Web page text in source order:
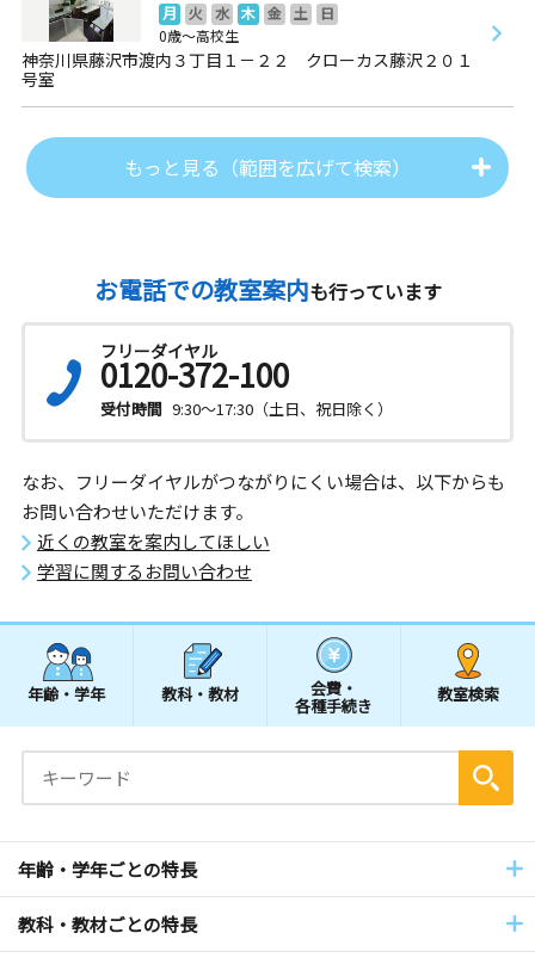
月 火 水 木 金 土
日
0歳～高校生
神奈川県藤沢市渡内３丁目１－２２ クローカス藤沢２０１
号室
もっと見る（範囲を広げて検索）
お電話での教室案内も行っています
フリーダイヤル
0120-372-100
受付時間 9:30～17:30（土日、祝日除く）
なお、フリーダイヤルがつながりにくい場合は、以下からも
お問い合わせいただけます。
近くの教室を案内してほしい
学習に関するお問い合わせ
年齢・学年 教科・教材 会費・
各種手続き
教室検索
年齢・学年ごとの特長
教科・教材ごとの特長